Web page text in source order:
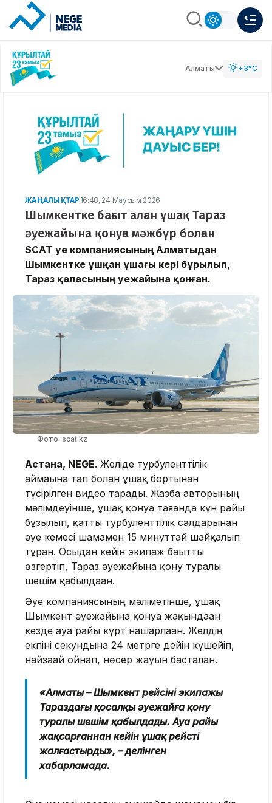
Алматы +3°C
ЖАҢАЛЫҚТАР 16:48, 24 Маусым 2026
Шымкентке бағыт алған ұшақ Тараз
әуежайына қонуға мәжбүр болған
SCAT әуе компаниясының Алматыдан
Шымкентке ұшқан ұшағы кері бұрылып,
Тараз қаласының әуежайына қонған.
Фото: scat.kz
Астана, NEGE. Желіде турбуленттілік
аймағына тап болған ұшақ бортынан
түсірілген видео тарады. Жазба авторының
мәлімдеуінше, ұшақ қонуға таяғанда күн райы
бұзылып, қатты турбуленттілік салдарынан
әуе кемесі шамамен 15 минуттай шайқалып
тұрған. Осыдан кейін экипаж бағытты
өзгертіп, Тараз әуежайына қону туралы
шешім қабылдаған.
Әуе компаниясының мәліметінше, ұшақ
Шымкент әуежайына қонуға жақындаған
кезде ауа райы күрт нашарлаған. Желдің
екпіні секундына 24 метрге дейін күшейіп,
найзағай ойнап, нөсер жауын басталған.
«Алматы – Шымкент рейсінің экипажы
Тараздағы қосалқы әуежайға қону
туралы шешім қабылдады. Ауа райы
жақсарғаннан кейін ұшақ рейсті
жалғастырды», – делінген
хабарламада.